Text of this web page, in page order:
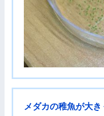
メダカの稚魚が大